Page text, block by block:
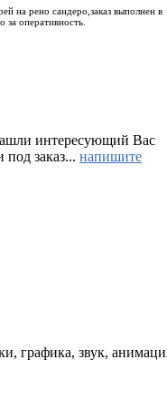
на рено сандеро,заказ выполнен в
оперативность.
интересующий Вас
под заказ... напишите
графика, звук,